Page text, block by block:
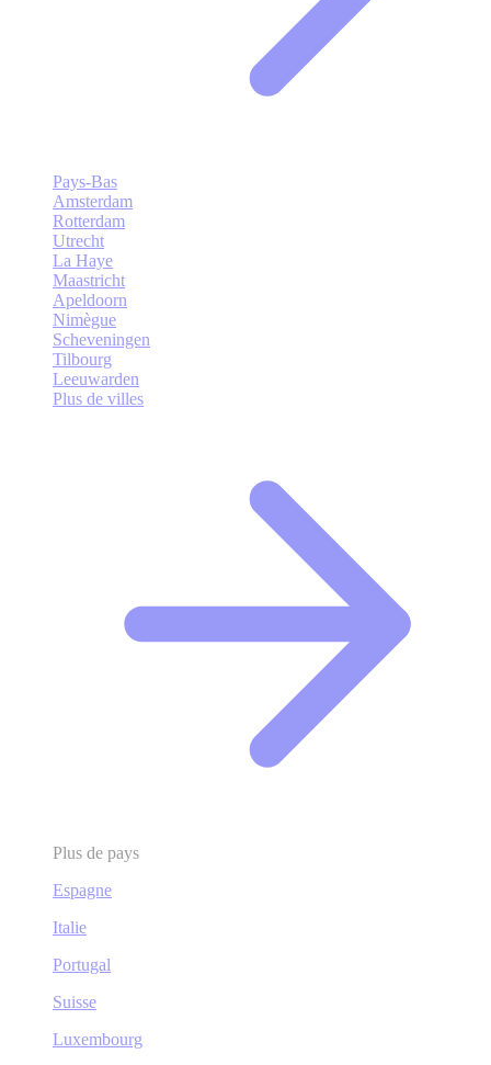
Pays-Bas
Amsterdam
Rotterdam
Utrecht
La Haye
Maastricht
Apeldoorn
Nimègue
Scheveningen
Tilbourg
Leeuwarden
Plus de villes
Plus de pays
Espagne
Italie
Portugal
Suisse
Luxembourg